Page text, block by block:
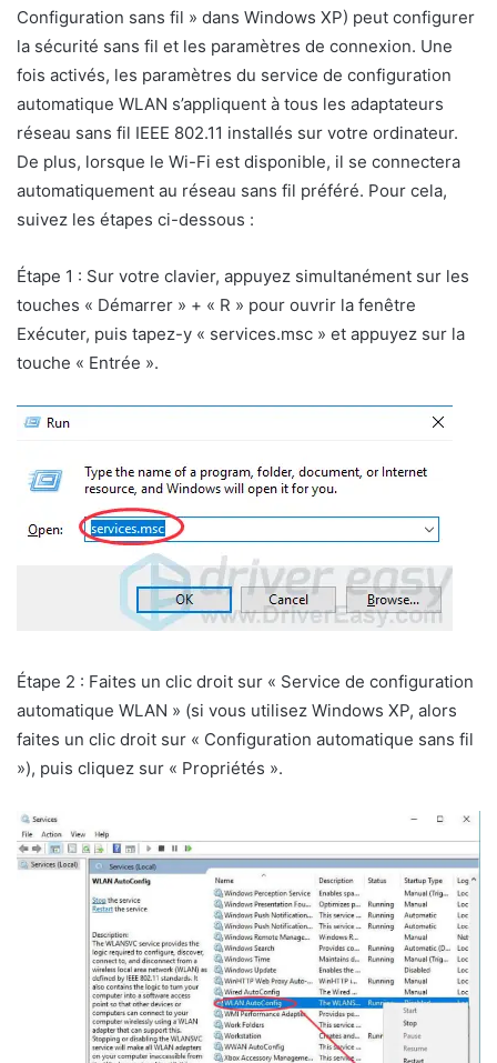
Configuration sans fil » dans Windows XP) peut configurer
la sécurité sans fil et les paramètres de connexion. Une
fois activés, les paramètres du service de configuration
automatique WLAN s’appliquent à tous les adaptateurs
réseau sans fil IEEE 802.11 installés sur votre ordinateur.
De plus, lorsque le Wi-Fi est disponible, il se connectera
automatiquement au réseau sans fil préféré. Pour cela,
suivez les étapes ci-dessous :
Étape 1 : Sur votre clavier, appuyez simultanément sur les
touches « Démarrer » + « R » pour ouvrir la fenêtre
Exécuter, puis tapez-y « services.msc » et appuyez sur la
touche « Entrée ».
Étape 2 : Faites un clic droit sur « Service de configuration
automatique WLAN » (si vous utilisez Windows XP, alors
faites un clic droit sur « Configuration automatique sans fil
»), puis cliquez sur « Propriétés ».